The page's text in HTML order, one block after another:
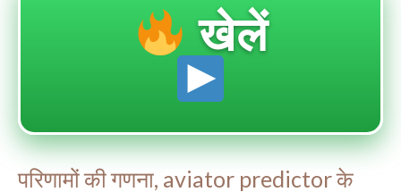
खेलें
परिणामों की गणना, aviator predictor के